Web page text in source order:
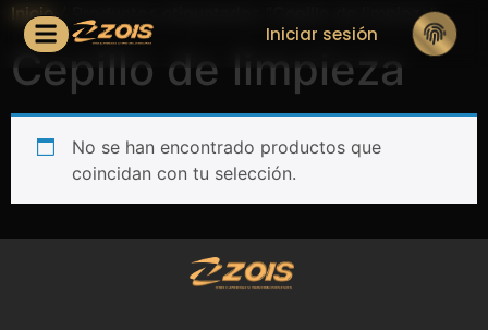
Iniciar sesión
Inicio/ Productos etiquetados “Cepillo de limpieza”
Cepillo de limpieza
No se han encontrado productos que
coincidan con tu selección.